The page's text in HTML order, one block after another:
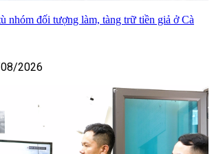
nhóm đối tượng làm, tàng trữ tiền giả ở Cà
2026